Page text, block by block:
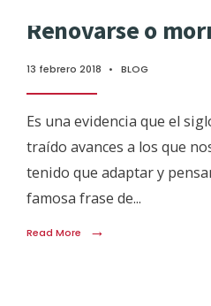
Renovarse o
13 febrero 2018 • BLOG
Es una evidencia que el
traído avances a los que
tenido que adaptar y
famosa frase de...
Read More →